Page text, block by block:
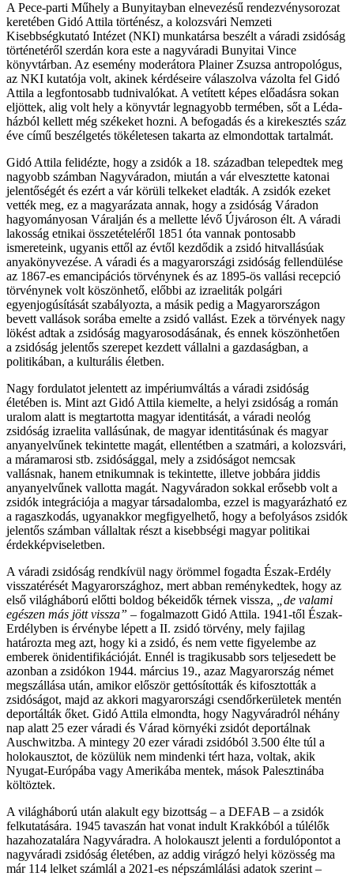
A Pece-parti Műhely a Bunyitayban elnevezésű rendezvénysorozat
keretében Gidó Attila történész, a kolozsvári Nemzeti
Kisebbségkutató Intézet (NKI) munkatársa beszélt a váradi zsidóság
történetéről szerdán kora este a nagyváradi Bunyitai Vince
könyvtárban. Az esemény moderátora Plainer Zsuzsa antropológus,
az NKI kutatója volt, akinek kérdéseire válaszolva vázolta fel Gidó
Attila a legfontosabb tudnivalókat. A vetített képes előadásra sokan
eljöttek, alig volt hely a könyvtár legnagyobb termében, sőt a Léda-
házból kellett még székeket hozni. A befogadás és a kirekesztés száz
éve című beszélgetés tökéletesen takarta az elmondottak tartalmát.
Gidó Attila felidézte, hogy a zsidók a 18. században telepedtek meg
nagyobb számban Nagyváradon, miután a vár elvesztette katonai
jelentőségét és ezért a vár körüli telkeket eladták. A zsidók ezeket
vették meg, ez a magyarázata annak, hogy a zsidóság Váradon
hagyományosan Váralján és a mellette lévő Újvároson élt. A váradi
lakosság etnikai összetételéről 1851 óta vannak pontosabb
ismereteink, ugyanis ettől az évtől kezdődik a zsidó hitvallásúak
anyakönyvezése. A váradi és a magyarországi zsidóság fellendülése
az 1867-es emancipációs törvénynek és az 1895-ös vallási recepció
törvénynek volt köszönhető, előbbi az izraeliták polgári
egyenjogúsítását szabályozta, a másik pedig a Magyarországon
bevett vallások sorába emelte a zsidó vallást. Ezek a törvények nagy
lökést adtak a zsidóság magyarosodásának, és ennek köszönhetően
a zsidóság jelentős szerepet kezdett vállalni a gazdaságban, a
politikában, a kulturális életben.
Nagy fordulatot jelentett az impériumváltás a váradi zsidóság
életében is. Mint azt Gidó Attila kiemelte, a helyi zsidóság a román
uralom alatt is megtartotta magyar identitását, a váradi neológ
zsidóság izraelita vallásúnak, de magyar identitásúnak és magyar
anyanyelvűnek tekintette magát, ellentétben a szatmári, a kolozsvári,
a máramarosi stb. zsidósággal, mely a zsidóságot nemcsak
vallásnak, hanem etnikumnak is tekintette, illetve jobbára jiddis
anyanyelvűnek vallotta magát. Nagyváradon sokkal erősebb volt a
zsidók integrációja a magyar társadalomba, ezzel is magyarázható ez
a ragaszkodás, ugyanakkor megfigyelhető, hogy a befolyásos zsidók
jelentős számban vállaltak részt a kisebbségi magyar politikai
érdekképviseletben.
A váradi zsidóság rendkívül nagy örömmel fogadta Észak-Erdély
visszatérését Magyarországhoz, mert abban reménykedtek, hogy az
első világháború előtti boldog békeidők térnek vissza,
„de valami
egészen más jött vissza” – fogalmazott Gidó Attila. 1941-től Észak-
Erdélyben is érvénybe lépett a II. zsidó törvény, mely fajilag
határozta meg azt, hogy ki a zsidó, és nem vette figyelembe az
emberek önidentifikációját. Ennél is tragikusabb sors teljesedett be
azonban a zsidókon 1944. március 19., azaz Magyarország német
megszállása után, amikor először gettósították és kifosztották a
zsidóságot, majd az akkori magyarországi csendőrkerületek mentén
deportálták őket. Gidó Attila elmondta, hogy Nagyváradról néhány
nap alatt 25 ezer váradi és Várad környéki zsidót deportálnak
Auschwitzba. A mintegy 20 ezer váradi zsidóból 3.500 élte túl a
holokausztot, de közülük nem mindenki tért haza, voltak, akik
Nyugat-Európába vagy Amerikába mentek, mások Palesztinába
költöztek.
A világháború után alakult egy bizottság – a DEFAB – a zsidók
felkutatására. 1945 tavaszán hat vonat indult Krakkóból a túlélők
hazahozatalára Nagyváradra. A holokauszt jelenti a fordulópontot a
nagyváradi zsidóság életében, az addig virágzó helyi közösség ma
már 114 lelket számlál a 2021-es népszámlálási adatok szerint –